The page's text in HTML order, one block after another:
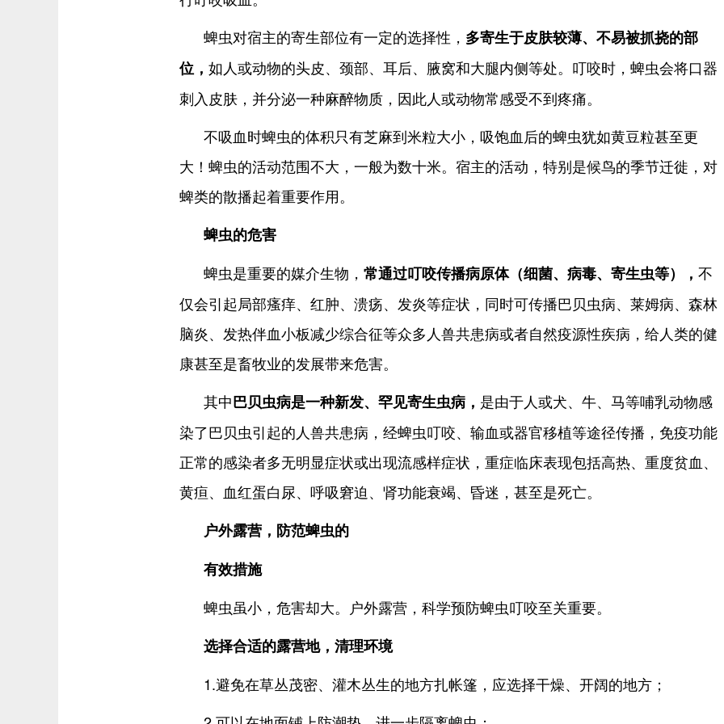
蜱虫对宿主的寄生部位有一定的选择性， 多寄生于皮肤较薄、不易被抓挠的部
位， 如人或动物的头皮、颈部、耳后、腋窝和大腿内侧等处。叮咬时，蜱虫会将口器
刺入皮肤，并分泌一种麻醉物质，因此人或动物常感受不到疼痛。
不吸血时蜱虫的体积只有芝麻到米粒大小，吸饱血后的蜱虫犹如黄豆粒甚至更
大！蜱虫的活动范围不大，一般为数十米。宿主的活动，特别是候鸟的季节迁徙，对
蜱类的散播起着重要作用。
蜱虫的危害
蜱虫是重要的媒介生物， 常通过叮咬传播病原体（细菌、病毒、寄生虫等）， 不
仅会引起局部瘙痒、红肿、溃疡、发炎等症状，同时可传播巴贝虫病、莱姆病、森林
脑炎、发热伴血小板减少综合征等众多人兽共患病或者自然疫源性疾病，给人类的健
康甚至是畜牧业的发展带来危害。
其中巴贝虫病是一种新发、罕见寄生虫病， 是由于人或犬、牛、马等哺乳动物感
染了巴贝虫引起的人兽共患病，经蜱虫叮咬、输血或器官移植等途径传播，免疫功能
正常的感染者多无明显症状或出现流感样症状，重症临床表现包括高热、重度贫血、
黄疸、血红蛋白尿、呼吸窘迫、肾功能衰竭、昏迷，甚至是死亡。
户外露营，防范蜱虫的
有效措施
蜱虫虽小，危害却大。户外露营，科学预防蜱虫叮咬至关重要。
选择合适的露营地，清理环境
1.避免在草丛茂密、灌木丛生的地方扎帐篷，应选择干燥、开阔的地方；